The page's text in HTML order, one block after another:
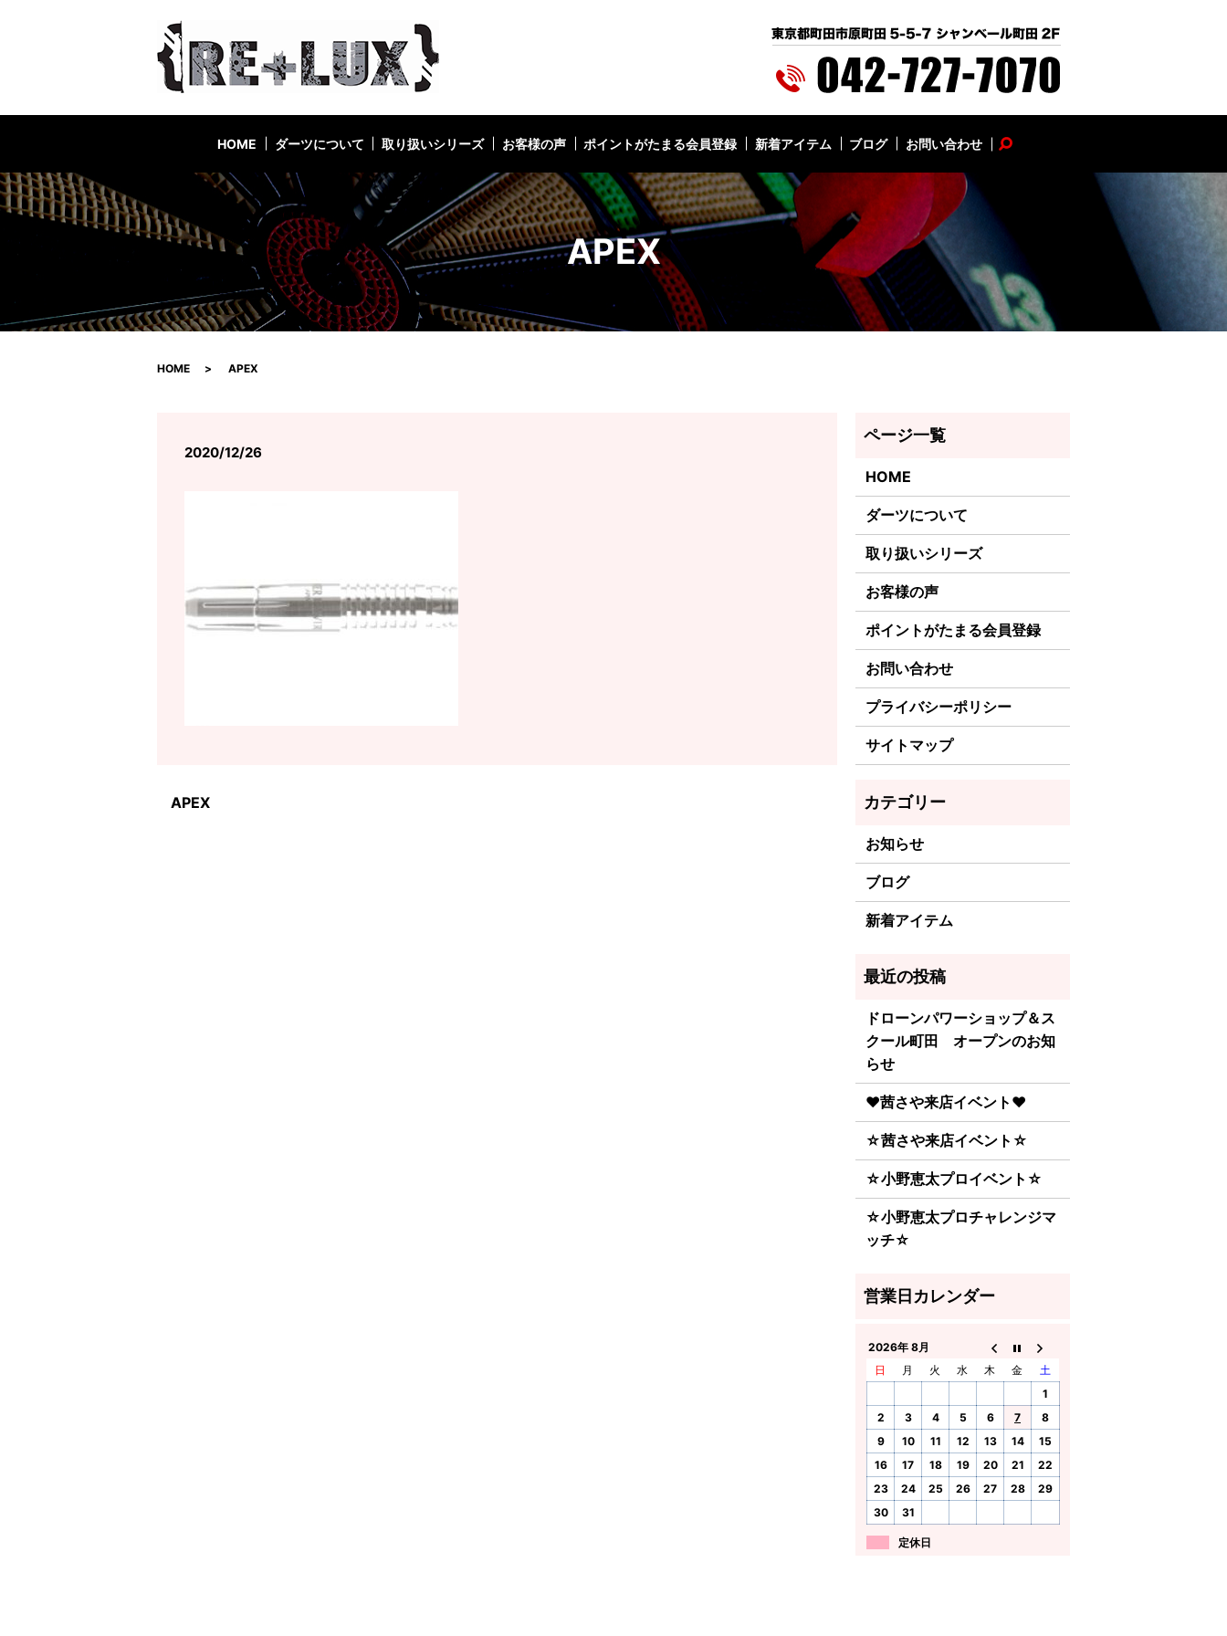
HOME ダーツについて 取り扱いシリーズ お客様の声 ポイントがたまる会員登録 新着アイテム ブログ お問い合わせ search
APEX
HOME APEX
2020/12/26
APEX
HOME
ダーツについて
取り扱いシリーズ
お客様の声
ポイントがたまる会員登録
お問い合わせ
プライバシーポリシー
サイトマップ
お知らせ
ブログ
新着アイテム
ドローンパワーショップ＆ス
クール町田 オープンのお知
らせ
♥茜さや来店イベント♥
☆茜さや来店イベント☆
☆小野恵太プロイベント☆
☆小野恵太プロチャレンジマ
ッチ☆
2026年 8月
日
月 火 水 木 金
土
1
2
3 4 5 6 7
8
9
10 11 12 13 14
15
16
17 18 19 20 21
22
23
24 25 26 27 28
29
30
31
定休日